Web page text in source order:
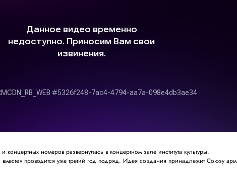
концертных номеров развернулась в концертном зале института культуры.
вместе» проводится уже третий год подряд. Идея создания принадлежит Союзу